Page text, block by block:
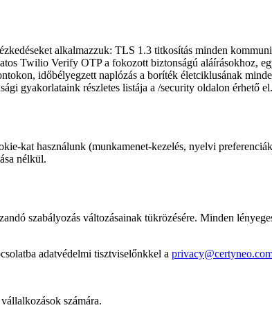
alkalmazzuk: TLS 1.3 titkosítás minden
Twilio Verify OTP a fokozott biztonságú aláírásokhoz,
időbélyegzett naplózás a boríték életciklusának
gyakorlataink részletes listája a /security oldalon érhető el.
kat használunk (munkamenet-kezelés, nyelvi
nélkül.
szabályozás változásainak tükrözésére. Minden
adatvédelmi tisztviselőnkkel a
számára.